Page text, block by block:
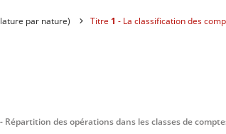
principal
par nature) Titre 1 - La classification des
- Répartition des opérations dans les classes de